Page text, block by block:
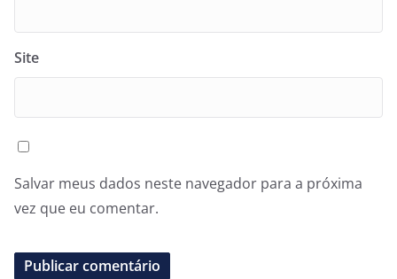
Site
Salvar meus dados neste navegador para a próxima
vez que eu comentar.